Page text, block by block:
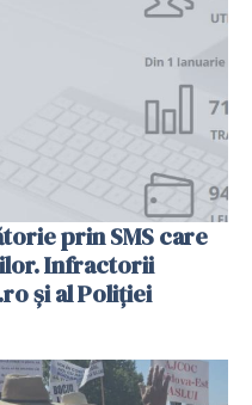
prin SMS care
Infractorii
și al Poliției